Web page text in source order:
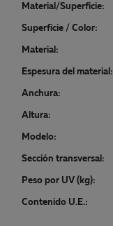
Material/Superficie:
Superficie / Color:
Material:
Espesura del material:
Anchura:
Altura:
Modelo:
Sección transversal:
Peso por UV (kg):
Contenido U.E.: